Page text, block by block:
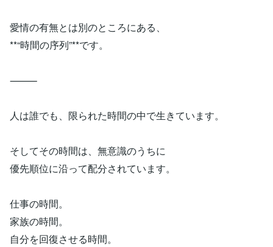
愛情の有無とは別のところにある、
**“時間の序列”**です。
⸻
人は誰でも、限られた時間の中で生きています。
そしてその時間は、無意識のうちに
優先順位に沿って配分されています。
仕事の時間。
家族の時間。
自分を回復させる時間。